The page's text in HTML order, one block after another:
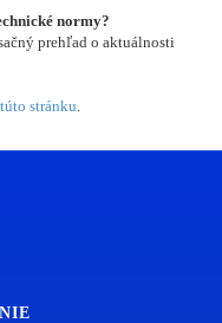
normy?
prehľad o aktuálnosti
túto stránku